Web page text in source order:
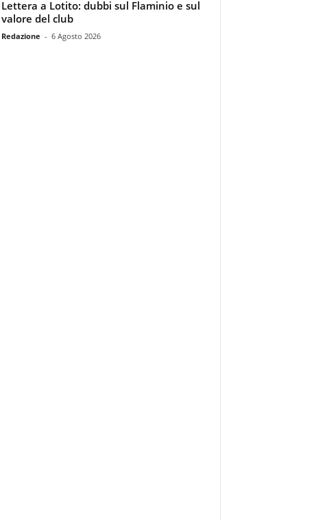
Lettera a Lotito: dubbi sul Flaminio e sul
valore del club
Redazione - 6 Agosto 2026